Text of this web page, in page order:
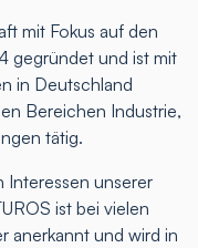
mit Fokus auf den
gegründet und ist mit
in Deutschland
Bereichen Industrie,
tätig.
Interessen unserer
ist bei vielen
anerkannt und wird in